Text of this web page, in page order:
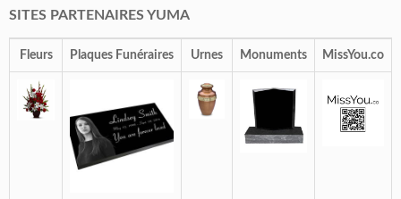
SITES PARTENAIRES YUMA
Fleurs Plaques Funéraires Urnes Monuments MissYou.co